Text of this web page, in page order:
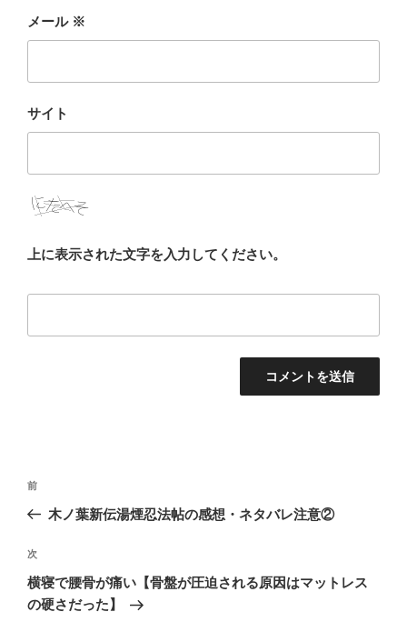
メール ※
サイト
上に表示された文字を入力してください。
投
ナ
ビ
ゲ
ー
前
の
稿
前
木ノ葉新伝湯煙忍法帖の感想・ネタバレ注意②
次
の
投
次
横寝で腰骨が痛い【骨盤が圧迫される原因はマットレス
の硬さだった】